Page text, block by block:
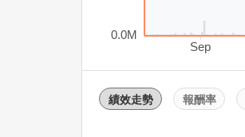
Sep
0.0M
績效走勢 報酬率